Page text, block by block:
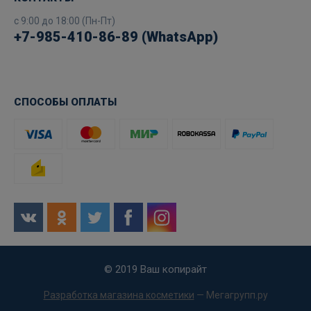
с 9:00 до 18:00 (Пн-Пт)
+7-985-410-86-89 (WhatsApp)
СПОСОБЫ ОПЛАТЫ
© 2019 Ваш копирайт
Разработка магазина косметики — Мегагрупп.ру